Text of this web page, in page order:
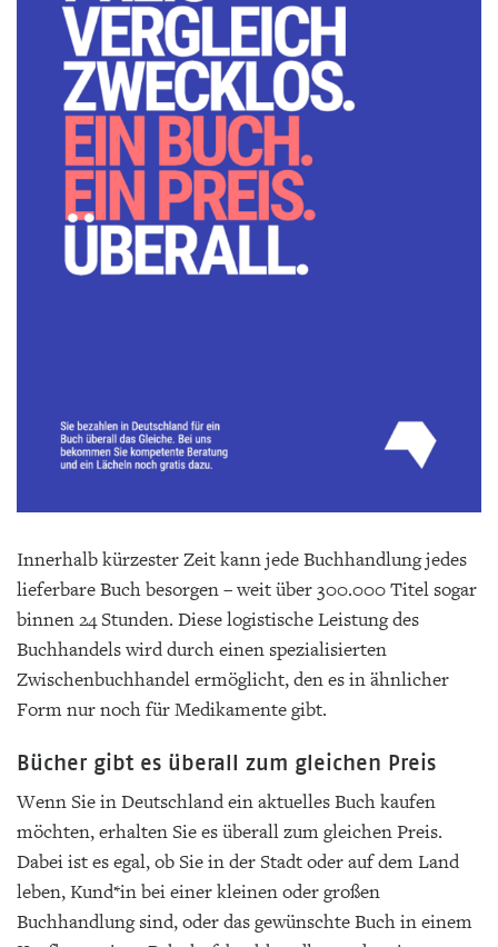
Innerhalb kürzester Zeit kann jede Buchhandlung jedes
lieferbare Buch besorgen – weit über 300.000 Titel sogar
binnen 24 Stunden. Diese logistische Leistung des
Buchhandels wird durch einen spezialisierten
Zwischenbuchhandel ermöglicht, den es in ähnlicher
Form nur noch für Medikamente gibt.
Bücher gibt es überall zum gleichen Preis
Wenn Sie in Deutschland ein aktuelles Buch kaufen
möchten, erhalten Sie es überall zum gleichen Preis.
Dabei ist es egal, ob Sie in der Stadt oder auf dem Land
leben, Kund*in bei einer kleinen oder großen
Buchhandlung sind, oder das gewünschte Buch in einem